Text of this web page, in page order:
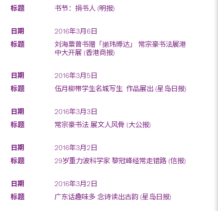
书节：捐书人 (明报)
2016年3月6日
刘海粟曾书赠「攋玮博达」 常宗豪书法展港
中大开展 (香港商报)
2016年3月5日
伍月柳带学生名城写生 作品展出 (星岛日报)
2016年3月3日
常宗豪书法 展文人风骨 (大公报)
2016年3月2日
29岁重力波科学家 黎冠峰经常走错路 (信报)
2016年3月2日
广东话趣味多 念诗读出古韵 (星岛日报)